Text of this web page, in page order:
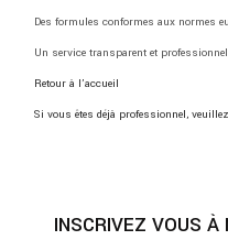
Desformulesconformesaux normes
Un servicetransparentet professionnel
Retour à l’accueil
Si vous êtes déjà professionnel,
INSCRIVEZ VOUS